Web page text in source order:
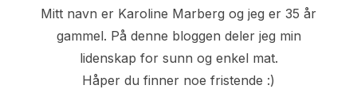
Mitt navn er Karoline Marberg og jeg er 35 år
gammel. På denne bloggen deler jeg min
lidenskap for sunn og enkel mat.
Håper du finner noe fristende :)